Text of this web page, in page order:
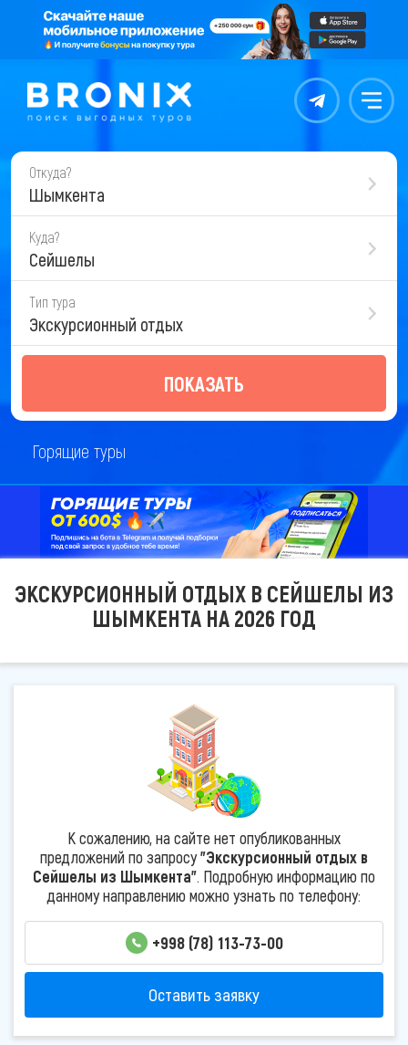
Контакты Меню
Откуда?
Шымкента
Куда?
Сейшелы
Тип тура
Экскурсионный отдых
ПОКАЗАТЬ
Горящие туры
ЭКСКУРСИОННЫЙ ОТДЫХ В СЕЙШЕЛЫ ИЗ
ШЫМКЕНТА НА 2026 ГОД
К сожалению, на сайте нет опубликованных
предложений по запросу"Экскурсионный отдых в
Сейшелы из Шымкента". Подробную информацию по
данному направлению можно узнать по телефону:
+998 (78) 113-73-00
Оставить заявку